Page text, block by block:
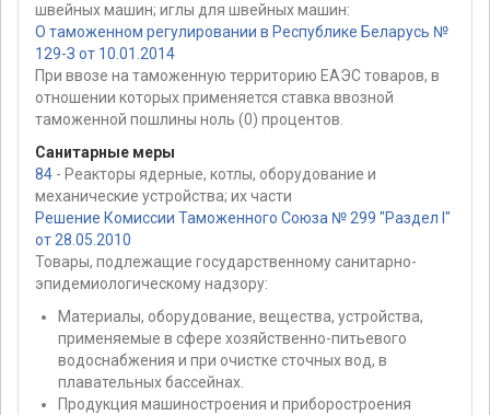
швейных машин; иглы для швейных машин:
О таможенном регулировании в Республике Беларусь №
129-З от 10.01.2014
При ввозе на таможенную территорию ЕАЭС товаров, в
отношении которых применяется ставка ввозной
таможенной пошлины ноль (0) процентов.
Санитарные меры
84 - Реакторы ядерные, котлы, оборудование и
механические устройства; их части
Решение Комиссии Таможенного Союза № 299 "Раздел I"
от 28.05.2010
Товары, подлежащие государственному санитарно-
эпидемиологическому надзору:
Материалы, оборудование, вещества, устройства,
применяемые в сфере хозяйственно-питьевого
водоснабжения и при очистке сточных вод, в
плавательных бассейнах.
Продукция машиностроения и приборостроения